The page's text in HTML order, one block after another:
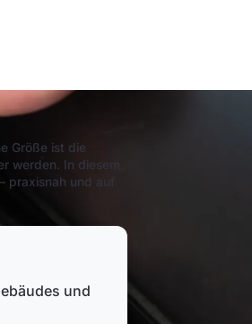
Größe ist die
werden. In diesem
praxisnah und auf
und